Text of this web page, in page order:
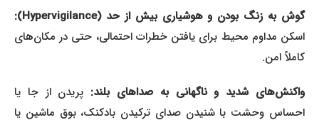
گوش به زنگ بودن و هوشیاری بیش از حد (Hypervigilance):
اسکن مداوم محیط برای یافتن خطرات احتمالی، حتی در مکان‌های
کاملاً امن.
واکنش‌های شدید و ناگهانی به صداهای بلند:پریدن از جا یا
احساس وحشت با شنیدن صدای ترکیدن بادکنک، بوق ماشین یا